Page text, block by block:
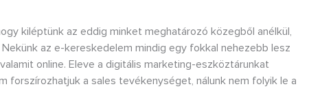
kiléptünk az eddig minket meghatározó közegből anélkül,
az e-kereskedelem mindig egy fokkal nehezebb lesz
online. Eleve a digitális marketing-eszköztárunkat
forszírozhatjuk a sales tevékenységet, nálunk nem folyik le a